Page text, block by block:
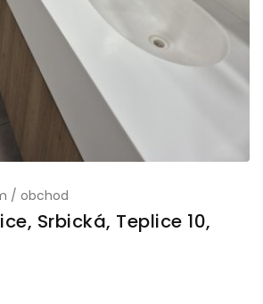
/ obchod
Srbická, Teplice 10,